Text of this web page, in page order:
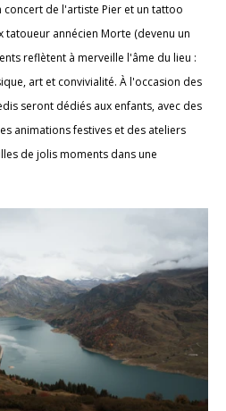
concert de l'artiste Pier et un tattoo
annécien Morte (devenu un
reflètent à merveille l'âme du lieu :
art et convivialité. À l'occasion des
seront dédiés aux enfants, avec des
animations festives et des ateliers
de jolis moments dans une